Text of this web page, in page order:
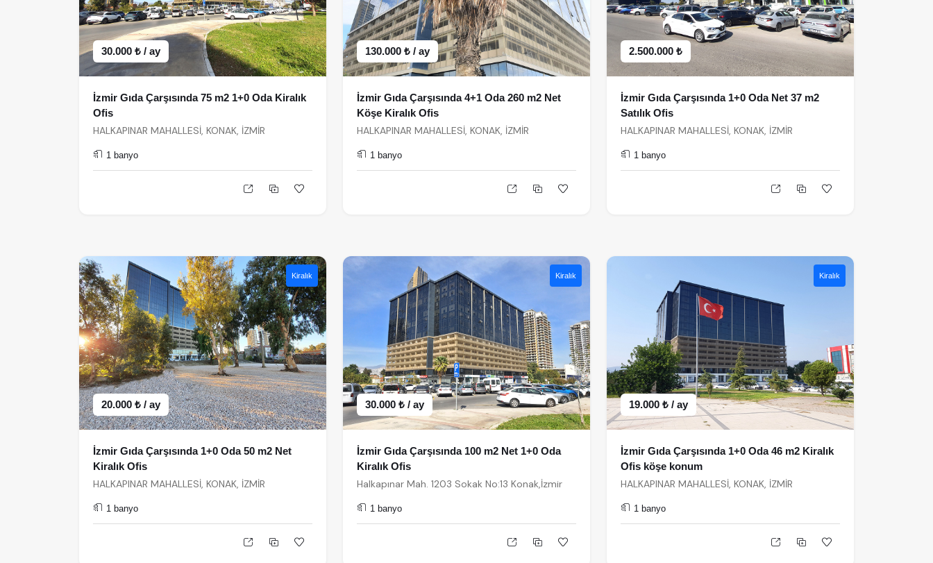
30.000 ₺ / ay
İzmir Gıda Çarşısında 75 m2 1+0 Oda Kiralık
Ofis
HALKAPINAR MAHALLESİ, KONAK, İZMİR
1 banyo
130.000 ₺ / ay
İzmir Gıda Çarşısında 4+1 Oda 260 m2 Net
Köşe Kiralık Ofis
HALKAPINAR MAHALLESİ, KONAK, İZMİR
1 banyo
2.500.000 ₺
İzmir Gıda Çarşısında 1+0 Oda Net 37 m2
Satılık Ofis
HALKAPINAR MAHALLESİ, KONAK, İZMİR
1 banyo
Kiralık
20.000 ₺ / ay
İzmir Gıda Çarşısında 1+0 Oda 50 m2 Net
Kiralık Ofis
HALKAPINAR MAHALLESİ, KONAK, İZMİR
1 banyo
Kiralık
30.000 ₺ / ay
İzmir Gıda Çarşısında 100 m2 Net 1+0 Oda
Kiralık Ofis
Halkapınar Mah. 1203 Sokak No:13 Konak,İzmir
1 banyo
Kiralık
19.000 ₺ / ay
İzmir Gıda Çarşısında 1+0 Oda 46 m2 Kiralık
Ofis köşe konum
HALKAPINAR MAHALLESİ, KONAK, İZMİR
1 banyo